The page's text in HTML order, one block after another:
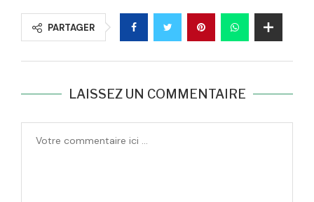
PARTAGER
LAISSEZ UN COMMENTAIRE